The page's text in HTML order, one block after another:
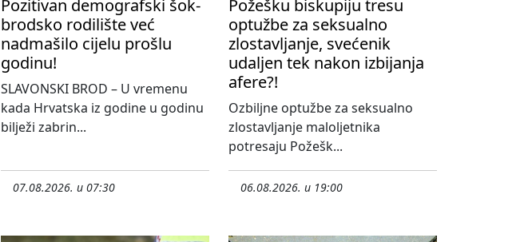
Pozitivan demografski šok-
brodsko rodilište već
nadmašilo cijelu prošlu
godinu!
SLAVONSKI BROD – U vremenu
kada Hrvatska iz godine u godinu
bilježi zabrin...
07.08.2026. u 07:30
Požešku biskupiju tresu
optužbe za seksualno
zlostavljanje, svećenik
udaljen tek nakon izbijanja
afere?!
Ozbiljne optužbe za seksualno
zlostavljanje maloljetnika
potresaju Požešk...
06.08.2026. u 19:00